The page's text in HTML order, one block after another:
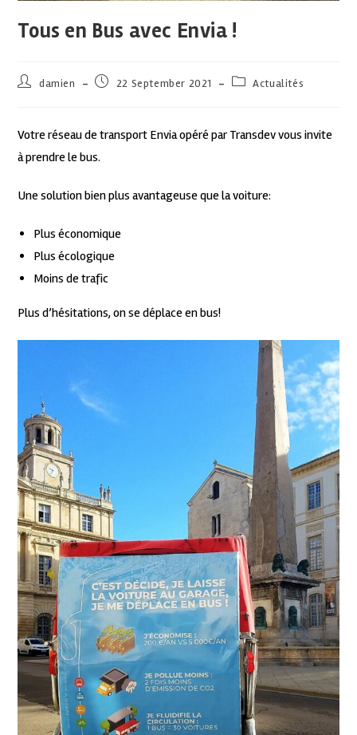
Tous en Bus avec Envia !
damien 22 September 2021 Actualités
Votre réseau de transport Envia opéré par Transdev vous invite
à prendre le bus.
Une solution bien plus avantageuse que la voiture:
Plus économique
Plus écologique
Moins de trafic
Plus d’hésitations, on se déplace en bus!